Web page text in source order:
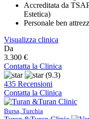
Accreditata da
Estetica)
Personale ben
Visualizza clinica
Da
3.300 €
Contatta la Clinica
(9.3)
435 Recensioni
Contatta la Clinica
Bursa, Turchia